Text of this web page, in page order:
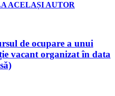
ACELAȘI AUTOR
de ocupare a unui
vacant organizat în data